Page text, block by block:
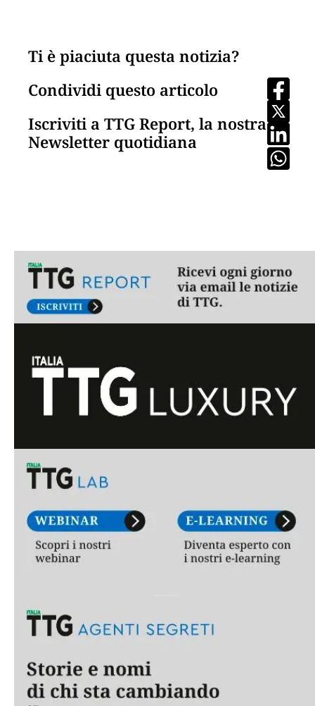
Ti è piaciuta questa notizia?
Condividi questo articolo
Iscriviti a TTG Report, la nostra
Newsletter quotidiana